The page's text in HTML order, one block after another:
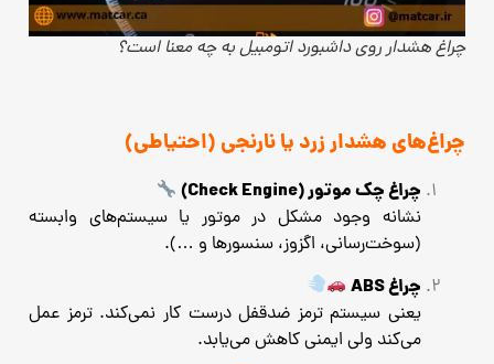
چراغ هشدار روی داشبورد اتومبیل به چه معنا است؟
چراغ‌های هشدار زرد یا نارنجی (احتیاطی)
چراغ چک موتور (Check Engine)
نشانه وجود مشکل در موتور یا سیستم‌های وابسته
(سوخت‌رسانی، اگزوز، سنسورها و …).
چراغ ABS
یعنی سیستم ترمز ضدقفل درست کار نمی‌کند. ترمز عمل
می‌کند ولی ایمنی کاهش می‌یابد.